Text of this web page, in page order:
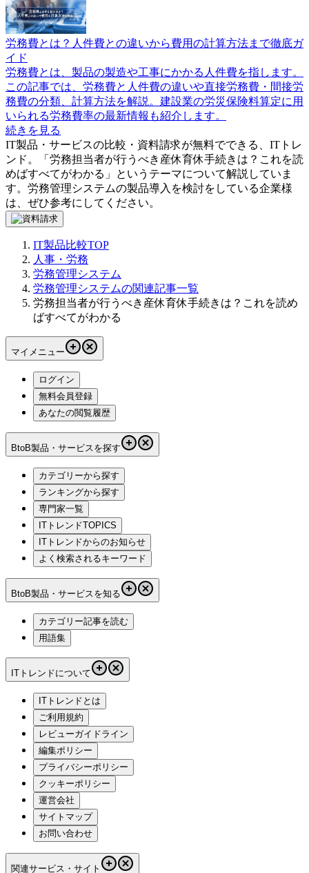
労務費とは？人件費との違いから費用の計算方法まで徹底ガ
イド
労務費とは、製品の製造や工事にかかる人件費を指します。
この記事では、労務費と人件費の違いや直接労務費・間接労
務費の分類、計算方法を解説。建設業の労災保険料算定に用
いられる労務費率の最新情報も紹介します。
続きを見る
IT製品・サービスの比較・資料請求が無料でできる、ITトレ
ンド。「 労務担当者が行うべき産休育休手続きは？これを読
めばすべてがわかる 」というテーマについて解説していま
す。 労務管理システムの製品導入を検討をしている企業様
は、ぜひ参考にしてください。
IT製品比較TOP
人事・労務
労務管理システム
労務管理システムの関連記事一覧
労務担当者が行うべき産休育休手続きは？これを読め
ばすべてがわかる
マイメニュー
ログイン
無料会員登録
あなたの閲覧履歴
BtoB製品・サービスを探す
カテゴリーから探す
ランキングから探す
専門家一覧
ITトレンドTOPICS
ITトレンドからのお知らせ
よく検索されるキーワード
BtoB製品・サービスを知る
カテゴリー記事を読む
用語集
ITトレンドについて
ITトレンドとは
ご利用規約
レビューガイドライン
編集ポリシー
プライバシーポリシー
クッキーポリシー
運営会社
サイトマップ
お問い合わせ
関連サービス・サイト